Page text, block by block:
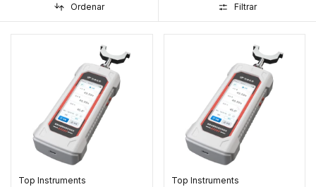
Ordenar Filtrar
Top Instruments Top Instruments